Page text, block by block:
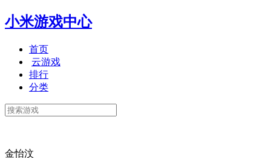
小米游戏中心
首页
云游戏
排行
分类
金怡汶